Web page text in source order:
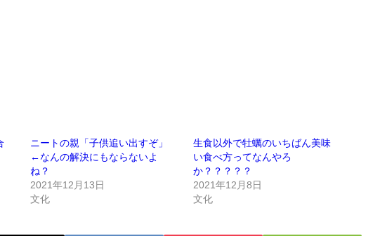
ニートの親「子供追い出すぞ」
←なんの解決にもならないよ
ね？
2021年12月13日
文化
生食以外で牡蠣のいちばん美味
い食べ方ってなんやろ
か？？？？？
2021年12月8日
文化